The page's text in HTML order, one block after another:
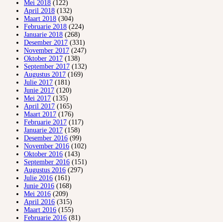
Mei 2018 (122)
April 2018 (132)
Maart 2018 (304)
Februarie 2018 (224)
Januarie 2018 (268)
Desember 2017 (331)
November 2017 (247)
Oktober 2017 (138)
September 2017 (132)
Augustus 2017 (169)
Julie 2017 (181)
Junie 2017 (120)
Mei 2017 (135)
April 2017 (165)
Maart 2017 (176)
Februarie 2017 (117)
Januarie 2017 (158)
Desember 2016 (99)
November 2016 (102)
Oktober 2016 (143)
September 2016 (151)
Augustus 2016 (297)
Julie 2016 (161)
Junie 2016 (168)
Mei 2016 (209)
April 2016 (315)
Maart 2016 (155)
Februarie 2016 (81)